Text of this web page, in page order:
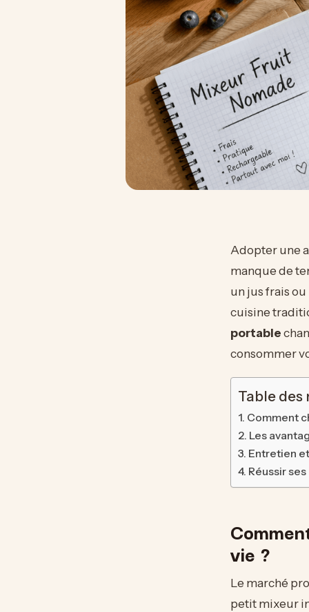
Adopter une
manque de
un jus frais
cuisine
portable
consommer
Table
Comment
Les
Entretien
Réussir
vie ?
Le marché
petit mixeur